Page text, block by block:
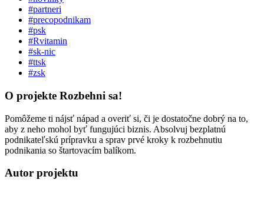
#partneri
#precopodnikam
#psk
#Rvitamin
#sk-nic
#ttsk
#zsk
O projekte Rozbehni sa!
Pomôžeme ti nájsť nápad a overiť si, či je dostatočne dobrý na to,
aby z neho mohol byť fungujúci biznis. Absolvuj bezplatnú
podnikateľskú prípravku a sprav prvé kroky k rozbehnutiu
podnikania so štartovacím balíkom.
Autor projektu